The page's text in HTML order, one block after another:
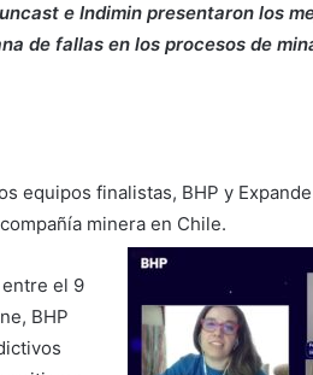
e Indimin presentaron los
de fallas en los procesos de
equipos finalistas, BHP y
minera en Chile.
el 9
BHP